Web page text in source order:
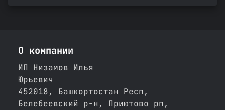
О компании
ИП Низамов Илья
Юрьевич
452018, Башкортостан Респ,
Белебеевский р-н, Приютово рп,